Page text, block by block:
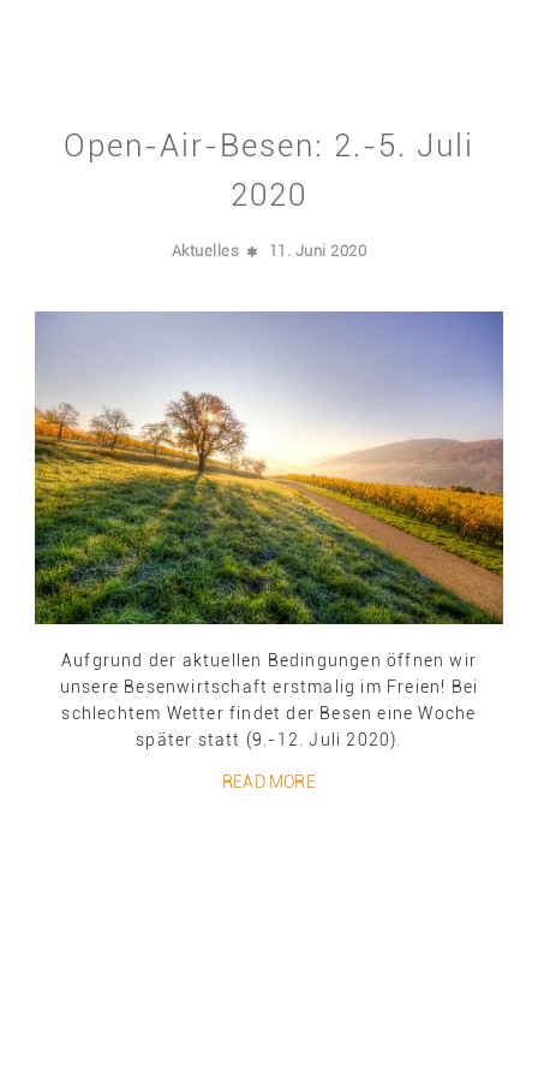
Open-Air-Besen: 2.-5. Juli
2020
Aktuelles 11. Juni 2020
Aufgrund der aktuellen Bedingungen öffnen wir
unsere Besenwirtschaft erstmalig im Freien! Bei
schlechtem Wetter findet der Besen eine Woche
später statt (9.-12. Juli 2020).
READ MORE